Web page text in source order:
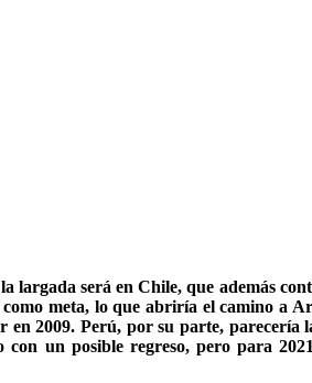
largada será en Chile, que además
meta, lo que abriría el camino a
2009. Perú, por su parte, parecería
con un posible regreso, pero para